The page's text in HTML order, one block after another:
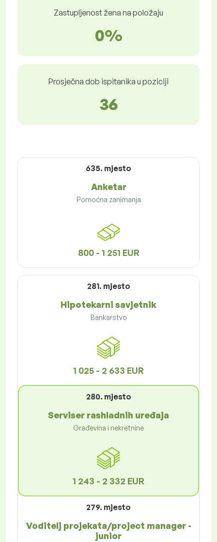
Zastupljenost žena na položaju
0%
Prosječna dob ispitanika u poziciji
36
635. mjesto
Anketar
Pomoćna zanimanja
800 - 1 251 EUR
281. mjesto
Hipotekarni savjetnik
Bankarstvo
1 025 - 2 633 EUR
280. mjesto
Serviser rashladnih uređaja
Građevina i nekretnine
1 243 - 2 332 EUR
279. mjesto
Voditelj projekata/project manager -
junior